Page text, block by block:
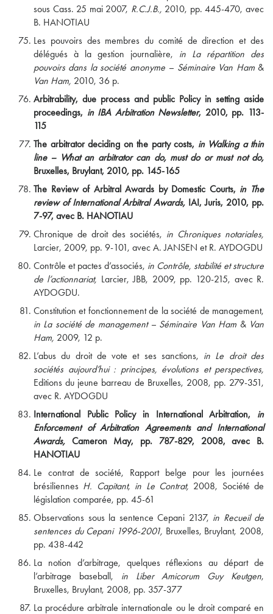
sous Cass. 25 mai 2007, R.C.J.B., 2010, pp. 445-470, avec
B. HANOTIAU
Les pouvoirs des membres du comité de direction et des
délégués à la gestion journalière, in La répartition des
pouvoirs dans la société anonyme – Séminaire Van Ham &
Van Ham, 2010, 36 p.
Arbitrability, due process and public Policy in setting aside
proceedings, in IBA Arbitration Newsletter, 2010, pp. 113-
115
The arbitrator deciding on the party costs, in Walking a thin
line – What an arbitrator can do, must do or must not do,
Bruxelles, Bruylant, 2010, pp. 145-165
The Review of Arbitral Awards by Domestic Courts, in The
review of International Arbitral Awards, IAI, Juris, 2010, pp.
7-97, avec B. HANOTIAU
Chronique de droit des sociétés, in Chroniques notariales,
Larcier, 2009, pp. 9-101, avec A. JANSEN et R. AYDOGDU
Contrôle et pactes d’associés, in Contrôle, stabilité et structure
de l’actionnariat, Larcier, JBB, 2009, pp. 120-215, avec R.
AYDOGDU.
Constitution et fonctionnement de la société de management,
in La société de management – Séminaire Van Ham &Van
Ham, 2009, 12 p.
L’abus du droit de vote et ses sanctions, in Le droit des
sociétés aujourd’hui : principes, évolutions et perspectives,
Editions du jeune barreau de Bruxelles, 2008, pp. 279-351,
avec R. AYDOGDU
International Public Policy in International Arbitration, in
Enforcement of Arbitration Agreements and International
Awards, Cameron May, pp. 787-829, 2008, avec B.
HANOTIAU
Le contrat de société, Rapport belge pour les journées
brésiliennes H. Capitant, in Le Contrat, 2008, Société de
législation comparée, pp. 45-61
Observations sous la sentence Cepani 2137, in Recueil de
sentences du Cepani 1996-2001, Bruxelles, Bruylant, 2008,
pp. 438-442
La notion d’arbitrage, quelques réflexions au départ de
l’arbitrage baseball, in Liber Amicorum Guy Keutgen,
Bruxelles, Bruylant, 2008, pp. 357-377
La procédure arbitrale internationale ou le droit comparé en